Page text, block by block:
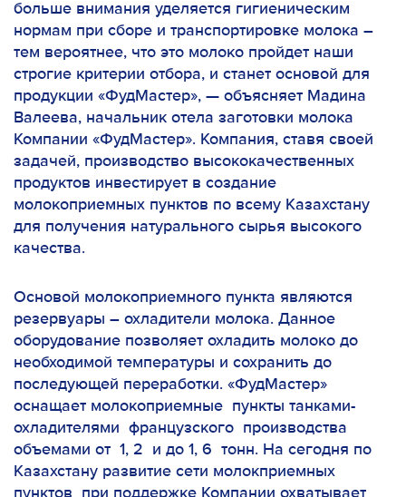
больше внимания уделяется гигиеническим
нормам при сборе и транспортировке молока –
тем вероятнее, что это молоко пройдет наши
строгие критерии отбора, и станет основой для
продукции «ФудМастер», — объясняет Мадина
Валеева, начальник отела заготовки молока
Компании «ФудМастер». Компания, ставя своей
задачей, производство высококачественных
продуктов инвестирует в создание
молокоприемных пунктов по всему Казахстану
для получения натурального сырья высокого
качества.
Основой молокоприемного пункта являются
резервуары – охладители молока. Данное
оборудование позволяет охладить молоко до
необходимой температуры и сохранить до
последующей переработки. «ФудМастер»
оснащает молокоприемные пункты танками-
охладителями французского производства
объемами от 1, 2 и до 1, 6 тонн. На сегодня по
Казахстану развитие сети молокприемных
пунктов при поддержке Компании охватывает